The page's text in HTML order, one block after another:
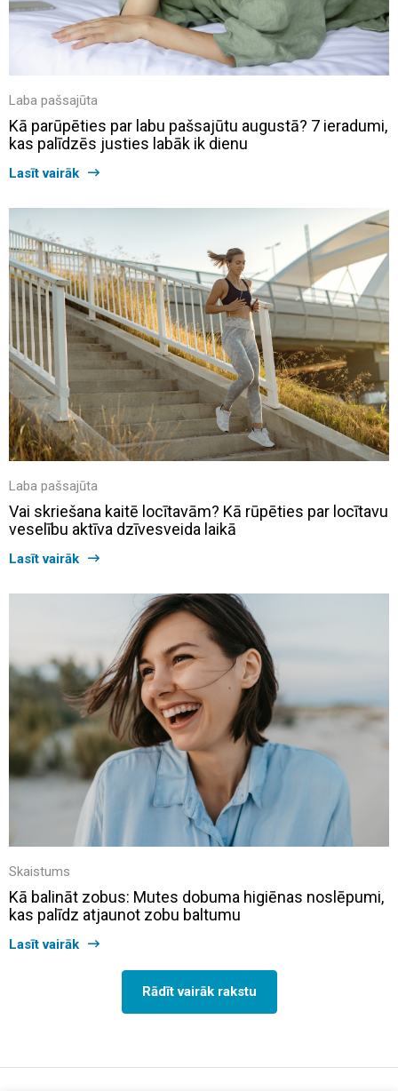
Laba pašsajūta
Kā parūpēties par labu pašsajūtu augustā? 7 ieradumi,
kas palīdzēs justies labāk ik dienu
Lasīt vairāk
Laba pašsajūta
Vai skriešana kaitē locītavām? Kā rūpēties par locītavu
veselību aktīva dzīvesveida laikā
Lasīt vairāk
Skaistums
Kā balināt zobus: Mutes dobuma higiēnas noslēpumi,
kas palīdz atjaunot zobu baltumu
Lasīt vairāk
Rādīt vairāk rakstu